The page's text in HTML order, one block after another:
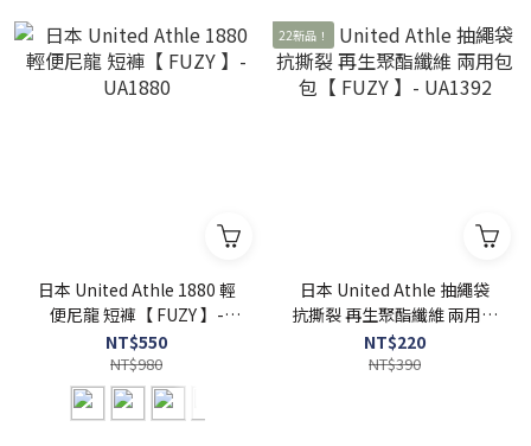
日本 United Athle 1880 輕
便尼龍 短褲【 FUZY 】-
UA1880
NT$550
NT$980
22新品！
日本 United Athle 抽繩袋
抗撕裂 再生聚酯纖維 兩用包
包【 FUZY 】- UA1392
NT$220
NT$390